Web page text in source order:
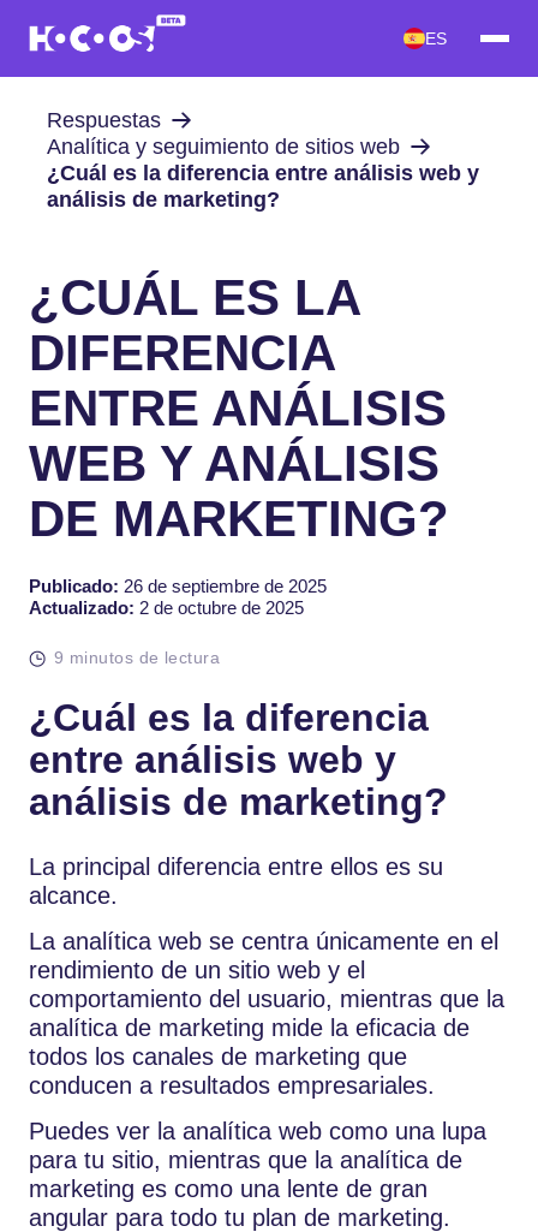
ES
Respuestas
Analítica y seguimiento de sitios web
¿Cuál es la diferencia entre análisis web y
análisis de marketing?
¿CUÁL ES LA
DIFERENCIA
ENTRE ANÁLISIS
WEB Y ANÁLISIS
DE MARKETING?
Publicado: 26 de septiembre de 2025
Actualizado: 2 de octubre de 2025
9 minutos de lectura
¿Cuál es la diferencia
entre análisis web y
análisis de marketing?
La principal diferencia entre ellos es su
alcance.
La analítica web se centra únicamente en el
rendimiento de un sitio web y el
comportamiento del usuario, mientras que la
analítica de marketing mide la eficacia de
todos los canales de marketing que
conducen a resultados empresariales.
Puedes ver la analítica web como una lupa
para tu sitio, mientras que la analítica de
marketing es como una lente de gran
angular para todo tu plan de marketing.